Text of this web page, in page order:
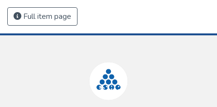
Full item page